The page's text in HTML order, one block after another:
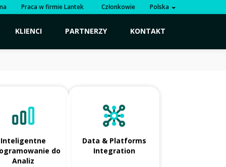
Praca w firmie Lantek Członkowie Polska
KLIENCI PARTNERZY KONTAKT
Inteligentne
do
Analiz
Data & Platforms
Integration